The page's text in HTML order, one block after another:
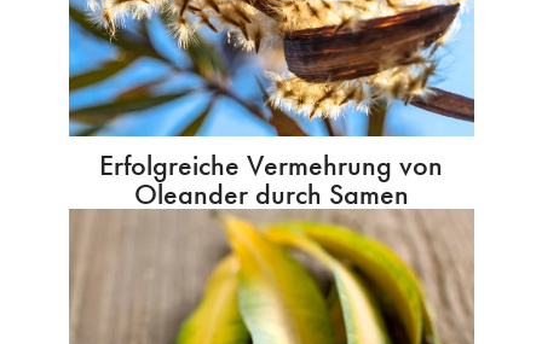
Erfolgreiche Vermehrung von
Oleander durch Samen